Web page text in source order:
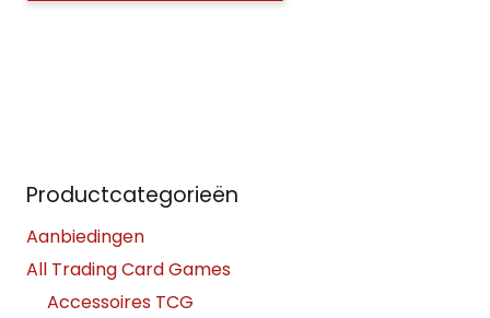
Productcategorieën
Aanbiedingen
All Trading Card Games
Accessoires TCG